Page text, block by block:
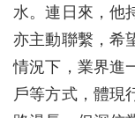
水。連日來，他
亦主動聯繫，希
情況下，業界進
戶等方式，體現